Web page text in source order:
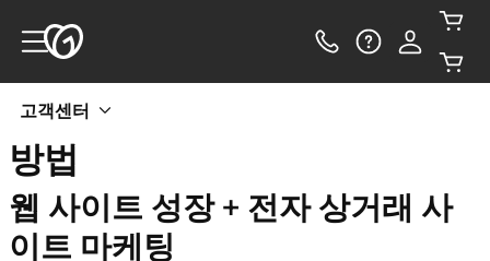
고객센터
방법
웹 사이트 성장 + 전자 상거래 사
이트 마케팅